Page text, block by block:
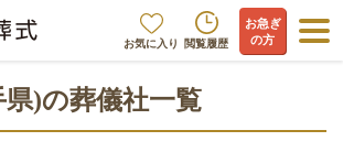
お気に入り 閲覧履歴
お急ぎ
の方
)の葬儀社一覧